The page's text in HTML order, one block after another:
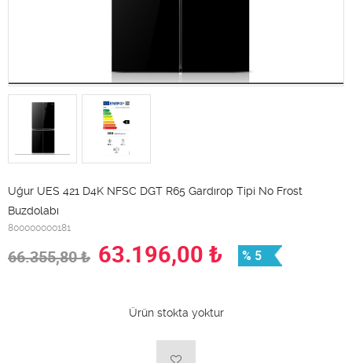
Uğur UES 421 D4K NFSC DGT R65 Gardırop Tipi No Frost
Buzdolabı
800000000181
66.355,80₺ 63.196,00 ₺ % 5
Ürün stokta yoktur